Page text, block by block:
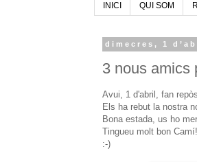
INICI QUI SOM
dimecres, 1
3 nous amics
Avui, 1 d'abril, fan
Els ha rebut la nostra
Bona estada, us ho
Tingueu molt bon Camí!
:-)